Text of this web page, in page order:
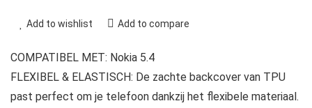
Add to wishlist Add to compare
COMPATIBEL MET: Nokia 5.4
FLEXIBEL & ELASTISCH: De zachte backcover van TPU
past perfect om je telefoon dankzij het flexibele materiaal.